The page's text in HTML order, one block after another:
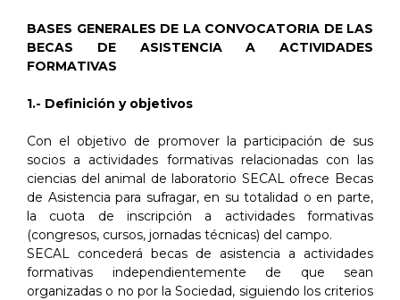
BASES GENERALES DE LA CONVOCATORIA DE LAS
BECAS DE ASISTENCIA A ACTIVIDADES
FORMATIVAS
1.- Definición y objetivos
Con el objetivo de promover la participación de sus
socios a actividades formativas relacionadas con las
ciencias del animal de laboratorio SECAL ofrece Becas
de Asistencia para sufragar, en su totalidad o en parte,
la cuota de inscripción a actividades formativas
(congresos, cursos, jornadas técnicas) del campo.
SECAL concederá becas de asistencia a actividades
formativas independientemente de que sean
organizadas o no por la Sociedad, siguiendo los criterios